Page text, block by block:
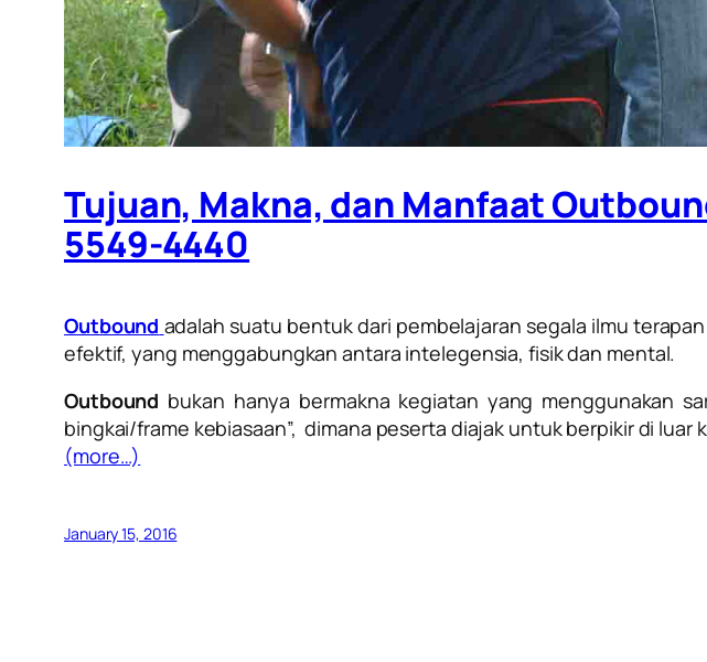
Tujuan, Makna, dan Manfaat
5549-4440
Outbound adalah suatu bentuk dari pembelajaran segala ilmu
efektif, yang menggabungkan antara intelegensia, fisik dan mental.
Outbound bukan hanya bermakna kegiatan yang menggunakan
bingkai/frame kebiasaan”, dimana peserta diajak untuk berpikir di
(more…)
January 15, 2016